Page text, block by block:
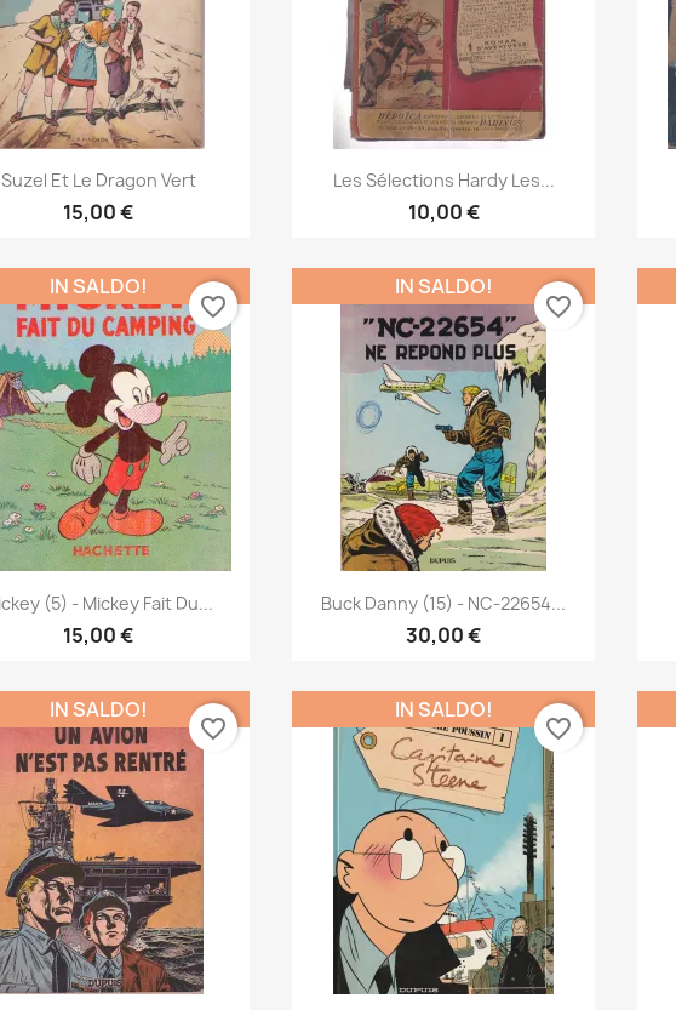
Anteprima
Suzel Et Le Dragon Vert
15,00 €
Anteprima
Les Sélections Hardy Les...
10,00 €
Anteprima
(5) - Mickey Fait Du...
15,00 €
IN SALDO!
favorite_border
Anteprima
Buck Danny (15) - NC-22654...
30,00 €
IN SALDO!
favorite_border
IN SALDO!
favorite_border
IN SALDO!
favorite_border